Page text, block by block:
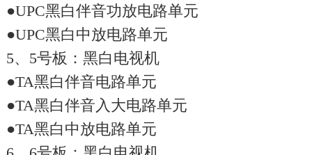
●UPC黑白伴音功放电路单元
●UPC黑白中放电路单元
5、5号板：黑白电视机
●TA黑白伴音电路单元
●TA黑白伴音入大电路单元
●TA黑白中放电路单元